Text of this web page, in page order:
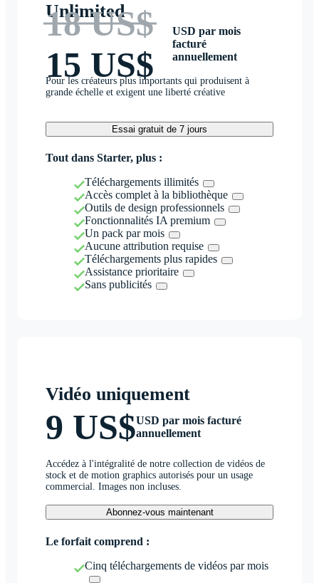
Unlimited
18 US$
15 US$
USD par mois
facturé
annuellement
Pour les créateurs plus importants qui produisent à
grande échelle et exigent une liberté créative
Essai gratuit de 7 jours
Tout dans Starter, plus :
Téléchargements illimités
Accès complet à la bibliothèque
Outils de design professionnels
Fonctionnalités IA premium
Un pack par mois
Aucune attribution requise
Téléchargements plus rapides
Assistance prioritaire
Sans publicités
Vidéo uniquement
9 US$USD par mois facturé
annuellement
Accédez à l'intégralité de notre collection de vidéos de
stock et de motion graphics autorisés pour un usage
commercial. Images non incluses.
Abonnez-vous maintenant
Le forfait comprend :
Cinq téléchargements de vidéos par mois